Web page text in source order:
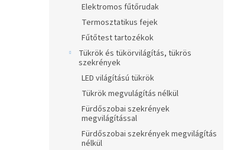
Elektromos fűtőrudak
Termosztatikus fejek
Fűtőtest tartozékok
Tükrök és tükörvilágítás, tükrös
szekrények
LED világítású tükrök
Tükrök megvulágítás nélkül
Fürdőszobai szekrények
megvilágítással
Fürdőszobai szekrények megvilágítás
nélkül